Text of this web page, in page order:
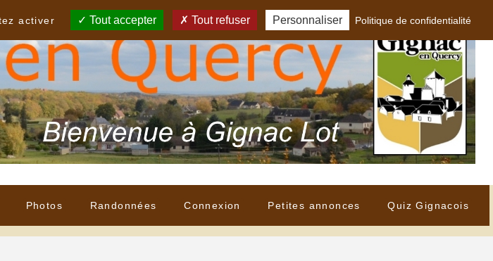
Photos Randonnées Connexion Petites annonces Quiz Gignacois
activer
Tout accepter Tout refuser Personnaliser Politique de confidentialité